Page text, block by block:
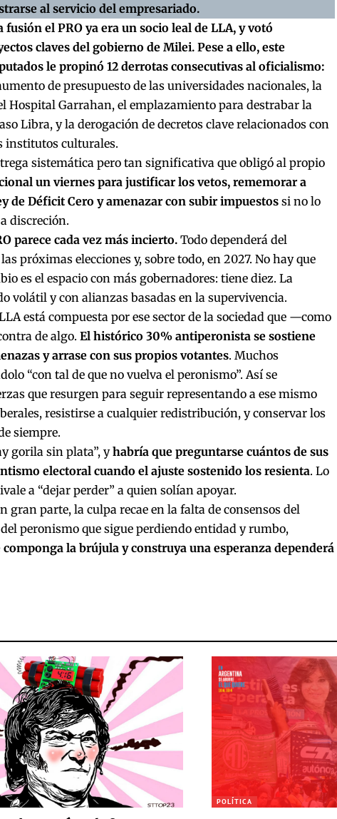
al servicio del empresariado.
fusión el PRO ya era un socio leal de LLA, y votó
claves del gobierno de Milei. Pese a ello, este
le propinó 12 derrotas consecutivas al oficialismo:
de presupuesto de las universidades nacionales, la
Hospital Garrahan, el emplazamiento para destrabar la
Libra, y la derogación de decretos clave relacionados con
institutos culturales.
sistemática pero tan significativa que obligó al propio
un viernes para justificar los vetos, rememorar a
de Déficit Cero y amenazar con subir impuestossi no lo
discreción.
parece cada vez más incierto.Todo dependerá del
próximas elecciones y, sobre todo, en 2027. No hay que
es el espacio con más gobernadores: tiene diez. La
volátil y con alianzas basadas en la supervivencia.
está compuesta por ese sector de la sociedad que —como
de algo. El histórico 30% antiperonista se sostiene
y arrase con sus propios votantes. Muchos
“con tal de que no vuelva el peronismo”. Así se
que resurgen para seguir representando a ese mismo
resistirse a cualquier redistribución, y conservar los
siempre.
gorila sin plata”, yhabría que preguntarse cuántos de sus
electoral cuando el ajuste sostenido los resienta. Lo
a “dejar perder” a quien solían apoyar.
gran parte, la culpa recae en la falta de consensos del
peronismo que sigue perdiendo entidad y rumbo,
componga la brújula y construya una esperanza dependerá
POLÍTICA